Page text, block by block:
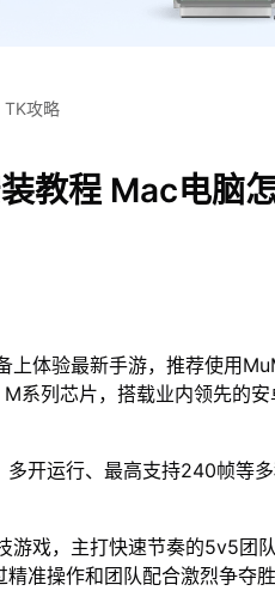
TK攻略
教程 Mac电脑
上体验最新手游，推荐使用
系列芯片，搭载业内领先的
开运行、最高支持240帧等
游戏，主打快速节奏的5v5团
准操作和团队配合激烈争夺